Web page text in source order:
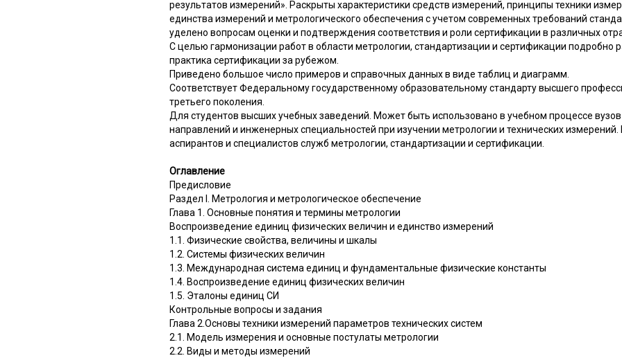
результатов измерений». Раскрыты характеристики средств измерений, принципы техники
единства измерений и метрологического обеспечения с учетом современных требований
уделено вопросам оценки и подтверждения соответствия и роли сертификации в различных
С целью гармонизации работ в области метрологии, стандартизации и сертификации подробно
практика сертификации за рубежом.
Приведено большое число примеров и справочных данных в виде таблиц и диаграмм.
Соответствует Федеральному государственному образовательному стандарту высшего
третьего поколения.
Для студентов высших учебных заведений. Может быть использовано в учебном процессе
направлений и инженерных специальностей при изучении метрологии и технических
аспирантов и специалистов служб метрологии, стандартизации и сертификации.
Оглавление
Предисловие
Раздел I. Метрология и метрологическое обеспечение
Глава 1. Основные понятия и термины метрологии
Воспроизведение единиц физических величин и единство измерений
1.1. Физические свойства, величины и шкалы
1.2. Системы физических величин
1.3. Международная система единиц и фундаментальные физические константы
1.4. Воспроизведение единиц физических величин
1.5. Эталоны единиц СИ
Контрольные вопросы и задания
Глава 2.Основы техники измерений параметров технических систем
2.1. Модель измерения и основные постулаты метрологии
2.2. Виды и методы измерений